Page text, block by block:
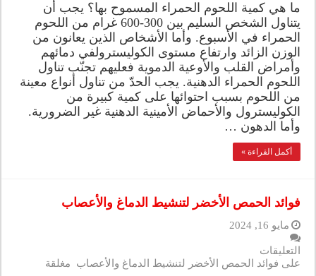
ما هي كمية اللحوم الحمراء المسموح بها؟ يجب أن
يتناول الشخص السليم بين 300-600 غرام من اللحوم
الحمراء في الأسبوع. وأما الأشخاص الذين يعانون من
الوزن الزائد وارتفاع مستوى الكوليسترولفي دمائهم
وأمراض القلب والأوعية الدموية فعليهم تجنّب تناول
اللحوم الحمراء الدهنية. يجب الحدّ من تناول أنواع معينة
من اللحوم بسبب احتوائها على كمية كبيرة من
الكوليسترول والأحماض الأمينية الدهنية غير الضرورية.
وأما الدهون …
أكمل القراءة »
فوائد الحمص الأخضر لتنشيط الدماغ والأعصاب
مايو 16, 2024
التعليقات
على فوائد الحمص الأخضر لتنشيط الدماغ والأعصاب مغلقة